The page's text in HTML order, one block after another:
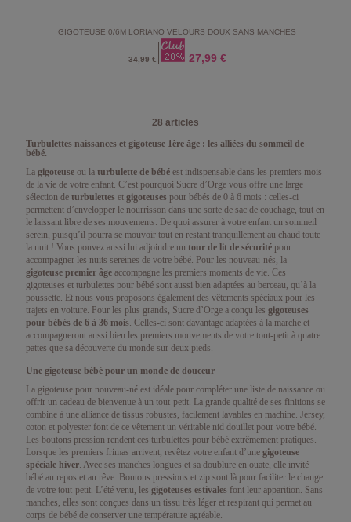
GIGOTEUSE 0/6M LORIANO VELOURS DOUX SANS MANCHES
34,99 € 27,99 €
28 articles
Turbulettes naissances et gigoteuse 1ère âge : les alliées du sommeil de
bébé.
La gigoteuse ou la turbulette de bébé est indispensable dans les premiers mois
de la vie de votre enfant. C’est pourquoi Sucre d’Orge vous offre une large
sélection de turbulettes et gigoteuses pour bébés de 0 à 6 mois : celles-ci
permettent d’envelopper le nourrisson dans une sorte de sac de couchage, tout en
le laissant libre de ses mouvements. De quoi assurer à votre enfant un sommeil
serein, puisqu’il pourra se mouvoir tout en restant tranquillement au chaud toute
la nuit ! Vous pouvez aussi lui adjoindre un tour de lit de sécurité pour
accompagner les nuits sereines de votre bébé. Pour les nouveau-nés, la
gigoteuse premier âge accompagne les premiers moments de vie. Ces
gigoteuses et turbulettes pour bébé sont aussi bien adaptées au berceau, qu’à la
poussette. Et nous vous proposons également des vêtements spéciaux pour les
trajets en voiture. Pour les plus grands, Sucre d’Orge a conçu les gigoteuses
pour bébés de 6 à 36 mois. Celles-ci sont davantage adaptées à la marche et
accompagneront aussi bien les premiers mouvements de votre tout-petit à quatre
pattes que sa découverte du monde sur deux pieds.
Une gigoteuse bébé pour un monde de douceur
La gigoteuse pour nouveau-né est idéale pour compléter une liste de naissance ou
offrir un cadeau de bienvenue à un tout-petit. La grande qualité de ses finitions se
combine à une alliance de tissus robustes, facilement lavables en machine. Jersey,
coton et polyester font de ce vêtement un véritable nid douillet pour votre bébé.
Les boutons pression rendent ces turbulettes pour bébé extrêmement pratiques.
Lorsque les premiers frimas arrivent, revêtez votre enfant d’une gigoteuse
spéciale hiver. Avec ses manches longues et sa doublure en ouate, elle invité
bébé au repos et au rêve. Boutons pressions et zip sont là pour faciliter le change
de votre tout-petit. L’été venu, les gigoteuses estivales font leur apparition. Sans
manches, elles sont conçues dans un tissu très léger et respirant qui permet au
corps de bébé de conserver une température agréable.